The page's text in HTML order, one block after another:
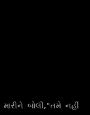
મારીને બોલી,"તમે નહીં